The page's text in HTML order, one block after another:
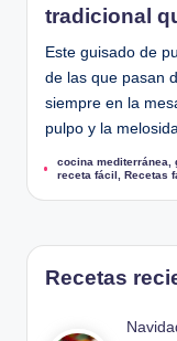
tradicional
Este guisado de
de las que pasan
siempre en la
pulpo y la
Etiquetas:
cocina mediterránea
receta fácil
Recetas
Recetas